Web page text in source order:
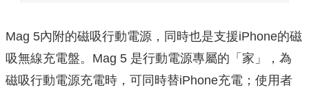
Mag 5內附的磁吸行動電源，同時也是支援iPhone的磁
吸無線充電盤。Mag 5 是行動電源專屬的「家」，為
磁吸行動電源充電時，可同時替iPhone充電；使用者